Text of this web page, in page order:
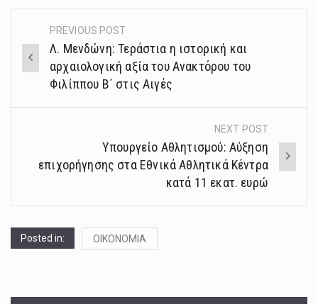
Post
navigation
PREVIOUS POST
Λ. Μενδώνη: Τεράστια η ιστορική και
αρχαιολογική αξία του Ανακτόρου του
Φιλίππου Β΄ στις Αιγές
NEXT POST
Υπουργείο Αθλητισμού: Αύξηση
επιχορήγησης στα Εθνικά Αθλητικά Κέντρα
κατά 11 εκατ. ευρώ
Posted in: ΟΙΚΟΝΟΜΙΑ